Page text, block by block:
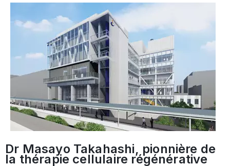
Dr Masayo Takahashi, pionnière de
la thérapie cellulaire régénérative